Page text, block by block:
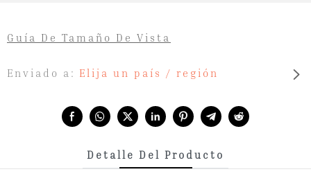
Enviado a: Elija un país / región
Guía De Tamaño De Vista
Detalle Del Producto